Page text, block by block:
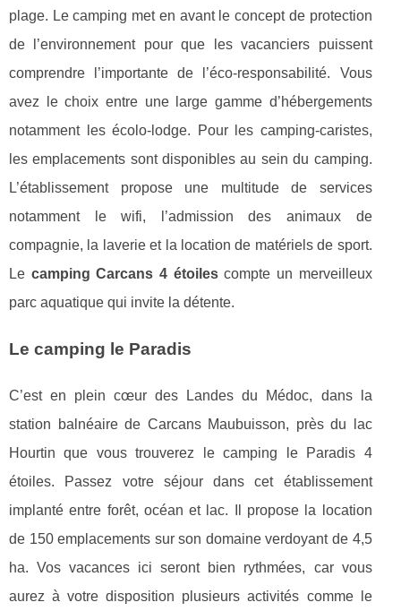
plage. Le camping met en avant le concept de protection
de l’environnement pour que les vacanciers puissent
comprendre l’importante de l’éco-responsabilité. Vous
avez le choix entre une large gamme d’hébergements
notamment les écolo-lodge. Pour les camping-caristes,
les emplacements sont disponibles au sein du camping.
L’établissement propose une multitude de services
notamment le wifi, l’admission des animaux de
compagnie, la laverie et la location de matériels de sport.
Le camping Carcans 4 étoilescompte un merveilleux
parc aquatique qui invite la détente.
Le camping le Paradis
C’est en plein cœur des Landes du Médoc, dans la
station balnéaire de Carcans Maubuisson, près du lac
Hourtin que vous trouverez le camping le Paradis 4
étoiles. Passez votre séjour dans cet établissement
implanté entre forêt, océan et lac. Il propose la location
de 150 emplacements sur son domaine verdoyant de 4,5
ha. Vos vacances ici seront bien rythmées, car vous
aurez à votre disposition plusieurs activités comme le